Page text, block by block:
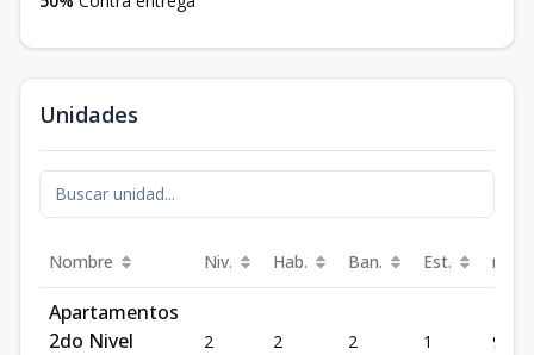
Unidades
Nombre Niv. Hab. Ban. Est. m²
Apartamentos
2do Nivel
2 2 2 1 90.88